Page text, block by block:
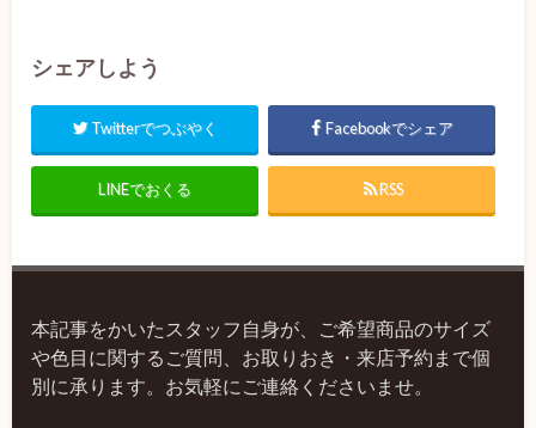
シェアしよう
Twitterでつぶやく Facebookでシェア
LINEでおくる RSS
本記事をかいたスタッフ自身が、ご希望商品のサイズ
や色目に関するご質問、お取りおき・来店予約まで個
別に承ります。お気軽にご連絡くださいませ。